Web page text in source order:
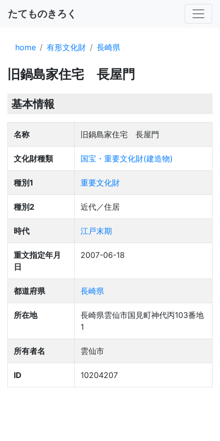
たてものきろく
home 有形文化財 長崎県
旧鍋島家住宅 長屋門
基本情報
名称 旧鍋島家住宅 長屋門
文化財種類 国宝・重要文化財(建造物)
種別1 重要文化財
種別2 近代／住居
時代 江戸末期
重文指定年月
日
2007-06-18
都道府県 長崎県
所在地
長崎県雲仙市国見町神代丙103番地
1
所有者名 雲仙市
ID 10204207